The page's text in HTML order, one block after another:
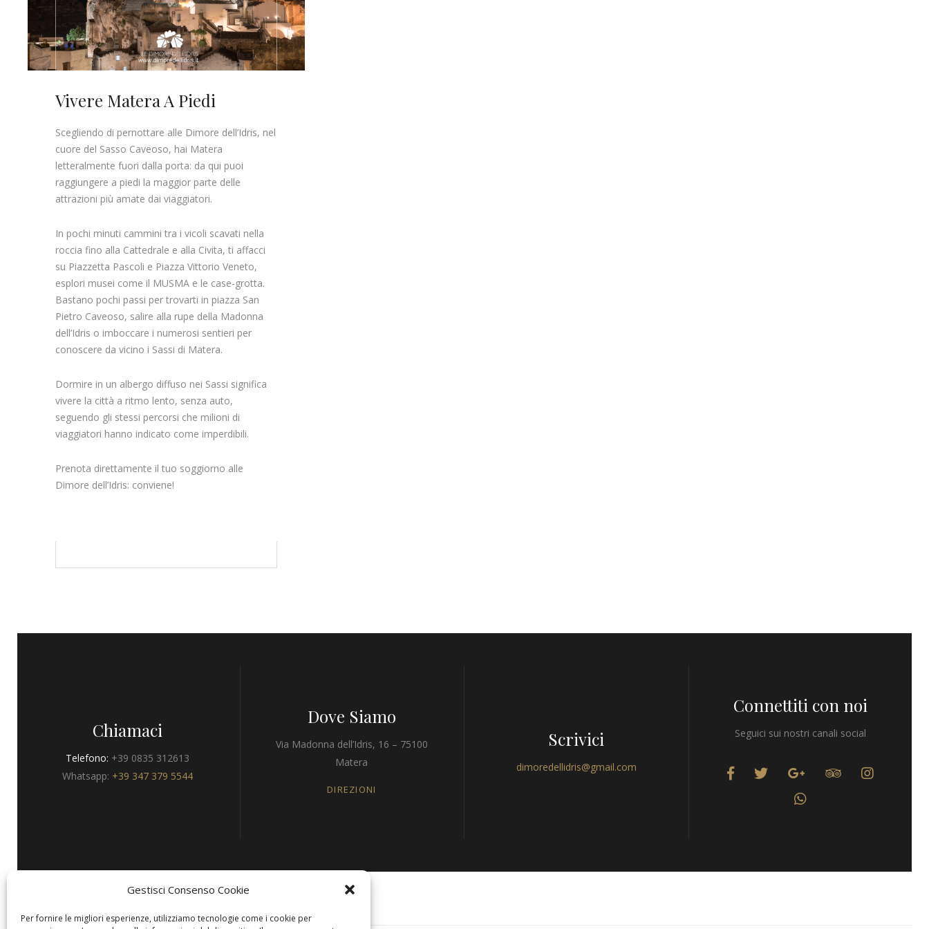
Gestisci Consenso Cookie
Per fornire le migliori esperienze, utilizziamo tecnologie come i cookie per
Vivere Matera A Piedi
Scegliendo di pernottare alle Dimore dell’Idris, nel
cuore del Sasso Caveoso, hai Matera
letteralmente fuori dalla porta: da qui puoi
raggiungere a piedi la maggior parte delle
attrazioni più amate dai viaggiatori.
In pochi minuti cammini tra i vicoli scavati nella
roccia fino alla Cattedrale e alla Civita, ti affacci
su Piazzetta Pascoli e Piazza Vittorio Veneto,
esplori musei come il MUSMA e le case-grotta.
Bastano pochi passi per trovarti in piazza San
Pietro Caveoso, salire alla rupe della Madonna
dell’Idris o imboccare i numerosi sentieri per
conoscere da vicino i Sassi di Matera.
Dormire in un albergo diffuso nei Sassi significa
vivere la città a ritmo lento, senza auto,
seguendo gli stessi percorsi che milioni di
viaggiatori hanno indicato come imperdibili.
Prenota direttamente il tuo soggiorno alle
Dimore dell’Idris: conviene!
Chiamaci
Telefono: +39 0835 312613
Whatsapp: +39 347 379 5544
Dove Siamo
Via Madonna dell’Idris, 16 – 75100
Matera
DIREZIONI
Scrivici
dimoredellidris@gmail.com
Connettiti con noi
Seguici sui nostri canali social